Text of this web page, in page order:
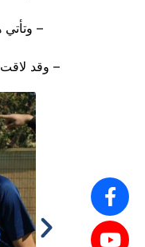
– وتأتي
– وقد